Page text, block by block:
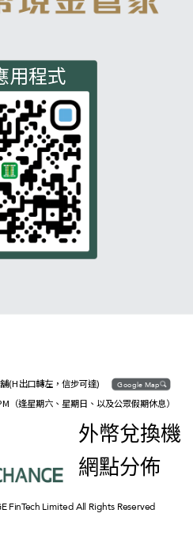
用程式
(H出口轉左，信步可達)
（逢星期六、星期日、以及公眾假期休息）
外幣兌換機
網點分佈
Google Map
FinTech Limited All Rights Reserved